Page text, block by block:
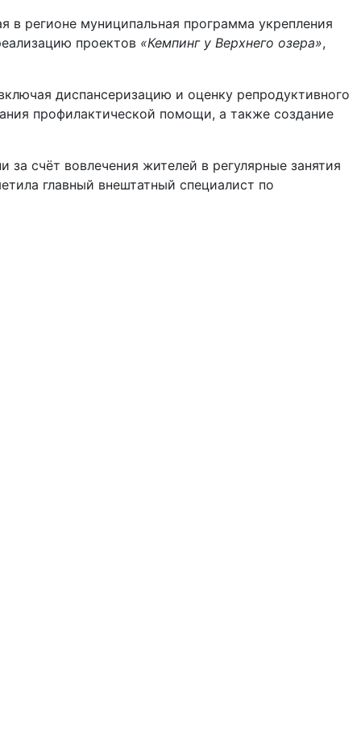
в регионе муниципальная программа укрепления
проектов «Кемпинг у Верхнего озера»,
диспансеризацию и оценку репродуктивного
профилактической помощи, а также создание
счёт вовлечения жителей в регулярные занятия
главный внештатный специалист по